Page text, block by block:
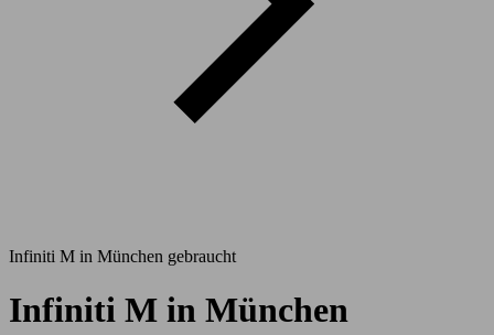
Infiniti M in München gebraucht
Infiniti M in München